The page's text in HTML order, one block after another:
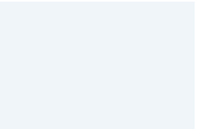
in
1995.